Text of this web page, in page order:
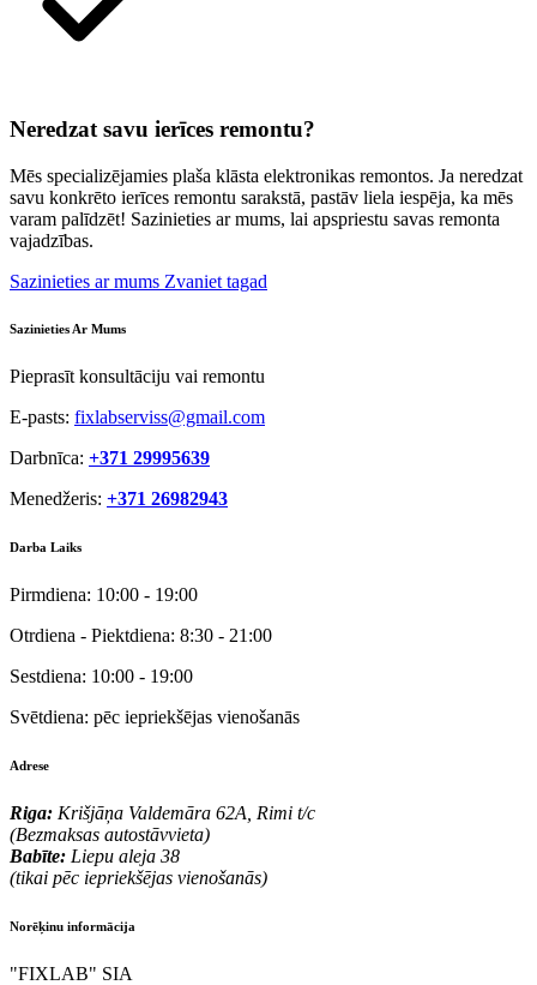
Neredzat savu ierīces remontu?
Mēs specializējamies plaša klāsta elektronikas remontos. Ja neredzat
savu konkrēto ierīces remontu sarakstā, pastāv liela iespēja, ka mēs
varam palīdzēt! Sazinieties ar mums, lai apspriestu savas remonta
vajadzības.
Sazinieties ar mums Zvaniet tagad
Sazinieties Ar Mums
Pieprasīt konsultāciju vai remontu
E-pasts: fixlabserviss@gmail.com
Darbnīca: +371 29995639
Menedžeris: +371 26982943
Darba Laiks
Pirmdiena: 10:00 - 19:00
Otrdiena - Piektdiena: 8:30 - 21:00
Sestdiena: 10:00 - 19:00
Svētdiena: pēc iepriekšējas vienošanās
Adrese
Riga: Krišjāņa Valdemāra 62A, Rimi t/c
(Bezmaksas autostāvvieta)
Babīte: Liepu aleja 38
(tikai pēc iepriekšējas vienošanās)
Norēķinu informācija
"FIXLAB" SIA